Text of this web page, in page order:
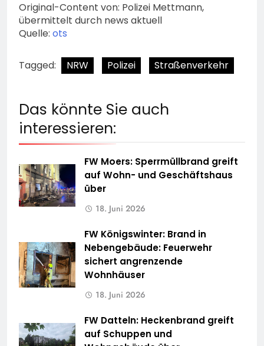
Original-Content von: Polizei Mettmann,
übermittelt durch news aktuell
Quelle: ots
Tagged: NRW Polizei Straßenverkehr
Das könnte Sie auch
interessieren:
FW Moers: Sperrmüllbrand greift
auf Wohn- und Geschäftshaus
über
18. Juni 2026
FW Königswinter: Brand in
Nebengebäude: Feuerwehr
sichert angrenzende
Wohnhäuser
18. Juni 2026
FW Datteln: Heckenbrand greift
auf Schuppen und